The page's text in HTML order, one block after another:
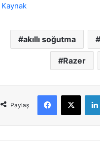
Kaynak
akıllı soğutma
Razer
Paylaş
Facebook
X